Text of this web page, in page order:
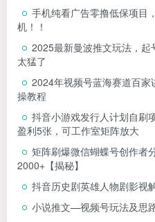
手机纯看广告零撸低保项目
机！！
2025最新曼波推文玩法，
太猛了
2024年视频号蓝海赛道百
操教程
抖音小游戏发行人计划自刷
盈利5张，可工作室矩阵放大
矩阵刷爆微信蝴蝶号创作者
2000+【揭秘】
抖音历史剧英雄人物剧影视
小说推文—视频号玩法及思